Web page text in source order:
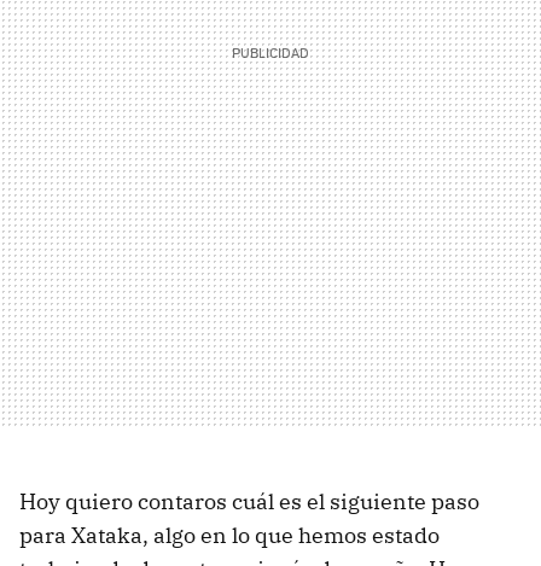
Hoy quiero contaros cuál es el siguiente paso
para Xataka, algo en lo que hemos estado